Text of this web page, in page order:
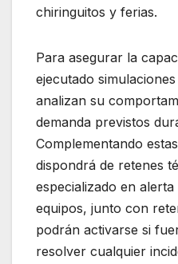
chiringuitos y ferias.
Para asegurar la
ejecutado
analizan su
demanda previstos
Complementando
dispondrá de retenes
especializado en
equipos, junto con
podrán activarse si
resolver cualquier